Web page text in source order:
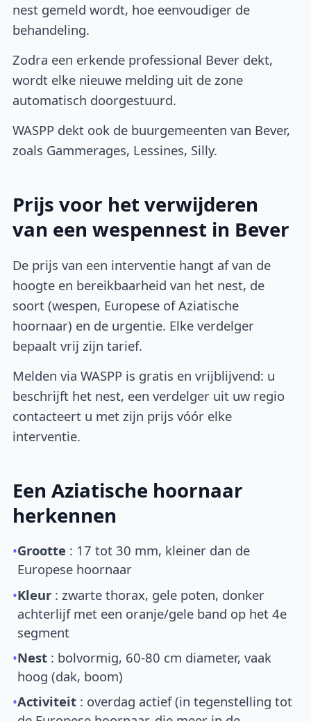
nest gemeld wordt, hoe eenvoudiger de
behandeling.
Zodra een erkende professional Bever dekt,
wordt elke nieuwe melding uit de zone
automatisch doorgestuurd.
WASPP dekt ook de buurgemeenten van Bever,
zoals Gammerages, Lessines, Silly.
Prijs voor het verwijderen
van een wespennest in Bever
De prijs van een interventie hangt af van de
hoogte en bereikbaarheid van het nest, de
soort (wespen, Europese of Aziatische
hoornaar) en de urgentie. Elke verdelger
bepaalt vrij zijn tarief.
Melden via WASPP is gratis en vrijblijvend: u
beschrijft het nest, een verdelger uit uw regio
contacteert u met zijn prijs vóór elke
interventie.
Een Aziatische hoornaar
herkennen
•Grootte : 17 tot 30 mm, kleiner dan de
Europese hoornaar
•Kleur : zwarte thorax, gele poten, donker
achterlijf met een oranje/gele band op het 4e
segment
•Nest : bolvormig, 60-80 cm diameter, vaak
hoog (dak, boom)
•Activiteit : overdag actief (in tegenstelling tot